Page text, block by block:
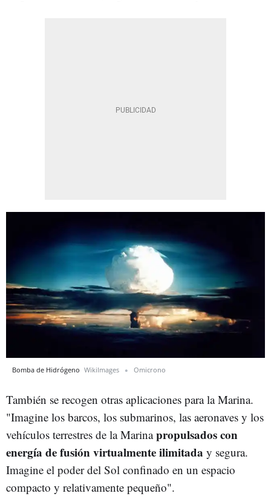
Bomba de Hidrógeno WikiImages Omicrono
También se recogen otras aplicaciones para la Marina.
"Imagine los barcos, los submarinos, las aeronaves y los
vehículos terrestres de la Marinapropulsados con
energía de fusión virtualmente ilimitada y segura.
Imagine el poder del Sol confinado en un espacio
compacto y relativamente pequeño".